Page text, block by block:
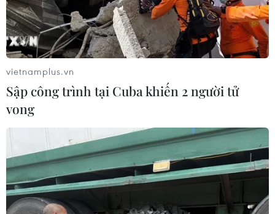
vietnamplus.vn
Sập công trình tại Cuba khiến 2 người tử
vong